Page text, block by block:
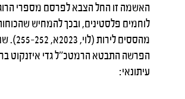
האשמה זו החל הצבא לפרסם מספרי
לוחמים פלסטינים, ובכך להמחיש
מהססים
הפרשה התבטא הרמטכ"ל גדי איזנקוט
עיתונאי: